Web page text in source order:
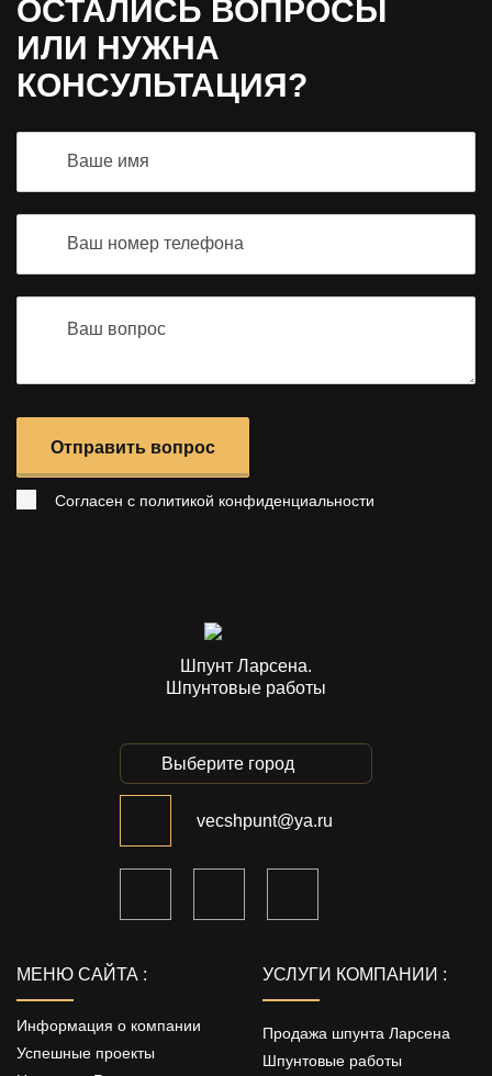
ОСТАЛИСЬ ВОПРОСЫ
ИЛИ НУЖНА
КОНСУЛЬТАЦИЯ?
Отправить вопрос
Согласен с политикой конфиденциальности
Шпунт Ларсена.
Шпунтовые работы
Выберите город
vecshpunt@ya.ru
МЕНЮ САЙТА :
Информация о компании
Успешные проекты
УСЛУГИ КОМПАНИИ :
Продажа шпунта Ларсена
Шпунтовые работы